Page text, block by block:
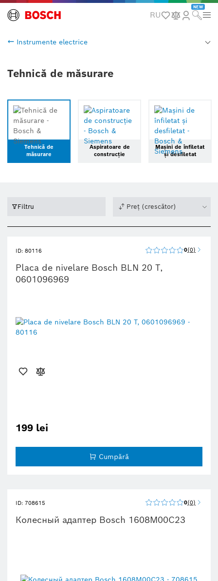
RU
NEW
Instrumente electrice
Tehnică de măsurare
Tehnică de
măsurare
Aspiratoare de
construcție
Mașini de înfiletat
și desfiletat
Filtru Preț (crescător)
ID: 80116 0 0
Placa de nivelare Bosch BLN 20 T,
0601096969
199 lei
Cumpără
ID: 708615 0 0
Колесный адаптер Bosch 1608M00C23